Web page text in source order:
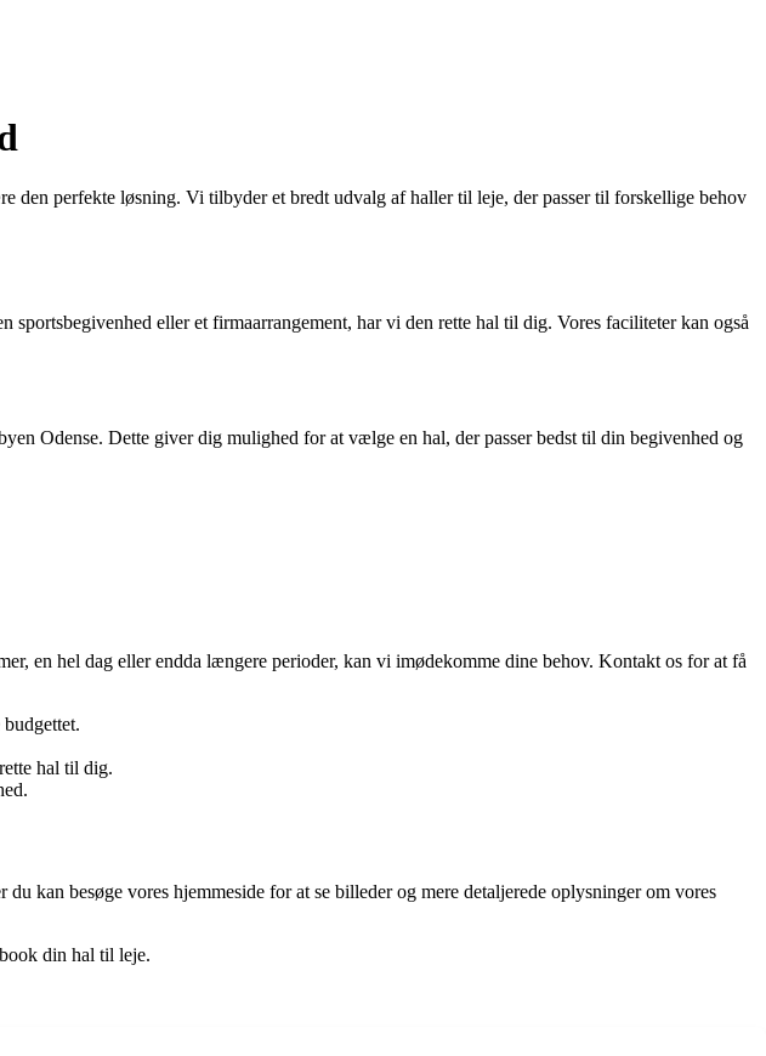
den perfekte løsning. Vi tilbyder et bredt udvalg af haller til leje, der passer til forskellige behov
eller et firmaarrangement, har vi den rette hal til dig. Vores faciliteter kan også
Odense. Dette giver dig mulighed for at vælge en hal, der passer bedst til din begivenhed og
en hel dag eller endda længere perioder, kan vi imødekomme dine behov. Kontakt os for at få
hal til dig.
kan besøge vores hjemmeside for at se billeder og mere detaljerede oplysninger om vores
din hal til leje.